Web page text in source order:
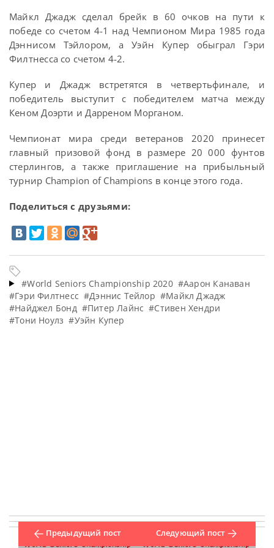
Майкл Джадж сделал брейк в 60 очков на пути к
победе со счетом 4-1 над Чемпионом Мира 1985 года
Дэннисом Тэйлором, а Уэйн Купер обыграл Гэри
Филтнесса со счетом 4-2.
Купер и Джадж встретятся в четвертьфинале, и
победитель выступит с победителем матча между
Кеном Доэрти и Дарреном Морганом.
Чемпионат мира среди ветеранов 2020 принесет
главный призовой фонд в размере 20 000 фунтов
стерлингов, а также приглашение на прибыльный
турнир Champion of Champions в конце этого года.
Поделиться с друзьями:
#World Seniors Championship 2020 #Аарон Канаван
#Гэри Филтнесс #Дэннис Тейлор #Майкл Джадж
#Найджел Бонд #Питер Лайнс #Стивен Хендри
#Тони Ноулз #Уэйн Купер
Предыдущий пост Следующий пост